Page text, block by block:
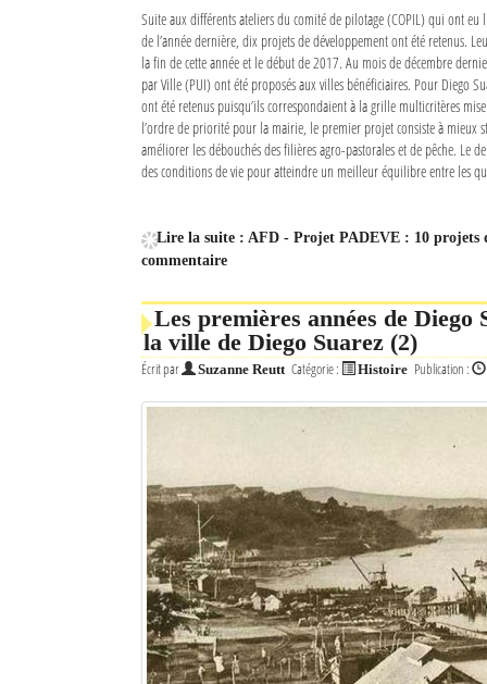
Suite aux différents ateliers du comité de pilotage (COPIL) qui ont
de l’année dernière, dix projets de développement ont été retenus.
la fin de cette année et le début de 2017. Au mois de décembre
par Ville (PUI) ont été proposés aux villes bénéficiaires. Pour Diego
ont été retenus puisqu’ils correspondaient à la grille multicritères
l’ordre de priorité pour la mairie, le premier projet consiste à mieux
améliorer les débouchés des filières agro-pastorales et de pêche. Le
des conditions de vie pour atteindre un meilleur équilibre entre les
Lire la suite : AFD - Projet PADEVE : 10 projets
commentaire
Les premières années de Diego
la ville de Diego Suarez (2)
Écrit par Suzanne Reutt Catégorie : Histoire Publication :